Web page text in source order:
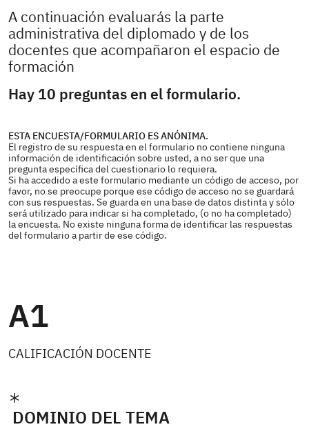
A continuación evaluarás la parte
administrativa del diplomado y de los
docentes que acompañaron el espacio de
formación
Hay 10 preguntas en el formulario.
ESTA ENCUESTA/FORMULARIO ES ANÓNIMA.
El registro de su respuesta en el formulario no contiene ninguna
información de identificación sobre usted, a no ser que una
pregunta específica del cuestionario lo requiera.
Si ha accedido a este formulario mediante un código de acceso, por
favor, no se preocupe porque ese código de acceso no se guardará
con sus respuestas. Se guarda en una base de datos distinta y sólo
será utilizado para indicar si ha completado, (o no ha completado)
la encuesta. No existe ninguna forma de identificar las respuestas
del formulario a partir de ese código.
A1
CALIFICACIÓN DOCENTE
DOMINIO DEL TEMA